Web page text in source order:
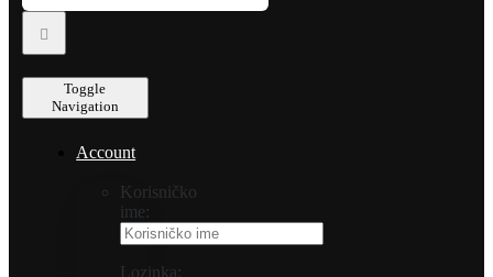
Toggle
Navigation
Account
Korisničko
ime:
Lozinka: